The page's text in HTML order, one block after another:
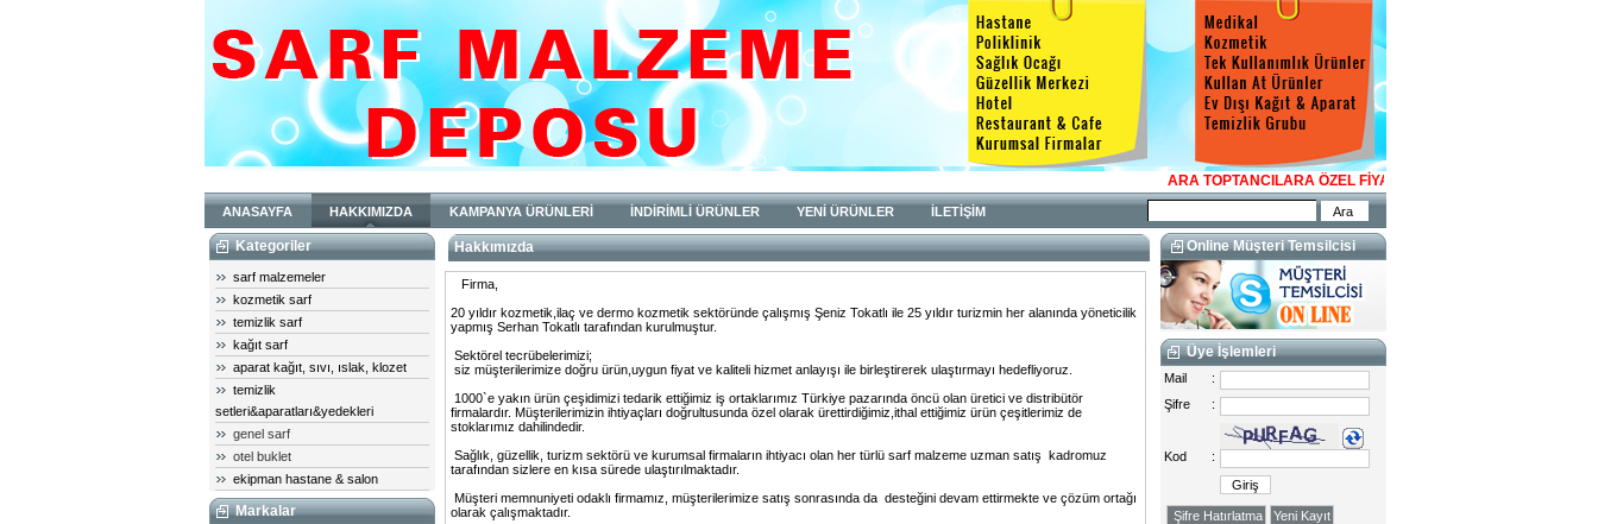
ARA TOPTANCILARA ÖZEL FİYATLAR OLUŞTURULUR. TOPLU
ANASAYFA HAKKIMIZDA KAMPANYA ÜRÜNLERİ İNDİRİMLİ ÜRÜNLER YENİ ÜRÜNLER İLETİŞİM
Kategoriler
sarf malzemeler
kozmetik sarf
temizlik sarf
kağıt sarf
aparat kağıt, sıvı, ıslak, klozet
temizlik
setleri&aparatları&yedekleri
genel sarf
otel buklet
ekipman hastane & salon
Markalar
Hakkımızda
Firma,
20 yıldır kozmetik,ilaç ve dermo kozmetik sektöründe çalışmış Şeniz Tokatlı ile 25 yıldır turizmin her alanında yöneticilik
yapmış Serhan Tokatlı tarafından kurulmuştur.
Sektörel tecrübelerimizi;
siz müşterilerimize doğru ürün,uygun fiyat ve kaliteli hizmet anlayışı ile birleştirerek ulaştırmayı hedefliyoruz.
1000`e yakın ürün çeşidimizi tedarik ettiğimiz iş ortaklarımız Türkiye pazarında öncü olan üretici ve distribütör
firmalardır. Müşterilerimizin ihtiyaçları doğrultusunda özel olarak ürettirdiğimiz,ithal ettiğimiz ürün çeşitlerimiz de
stoklarımız dahilindedir.
Sağlık, güzellik, turizm sektörü ve kurumsal firmaların ihtiyacı olan her türlü sarf malzeme uzman satış kadromuz
tarafından sizlere en kısa sürede ulaştırılmaktadır.
Müşteri memnuniyeti odaklı firmamız, müşterilerimize satış sonrasında da desteğini devam ettirmekte ve çözüm ortağı
olarak çalışmaktadır.
Online Müşteri Temsilcisi
Üye İşlemleri
Mail
:
Şifre
:
Kod :
Şifre Hatırlatma Yeni Kayıt